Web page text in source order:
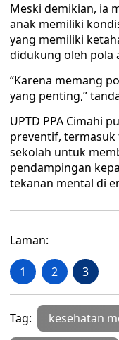
Meski demikian, ia
anak memiliki
yang memiliki
didukung oleh pola
“Karena memang
yang penting,”
UPTD PPA Cimahi
preventif,
sekolah untuk
pendampingan
tekanan mental di
Laman:
1 2 3
Tag: kesehatan